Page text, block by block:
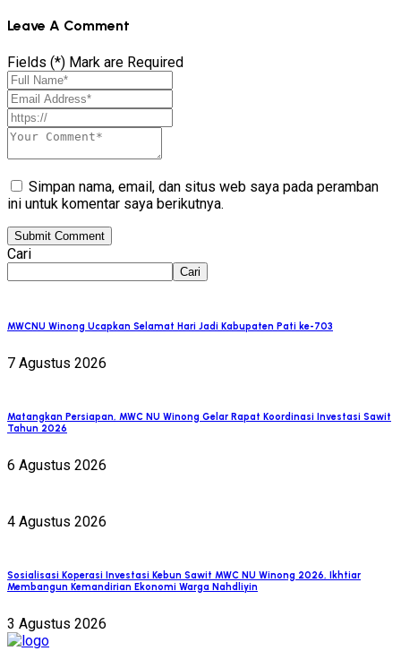
Leave A Comment
Fields (*) Mark are Required
Simpan nama, email, dan situs web saya pada peramban
ini untuk komentar saya berikutnya.
Submit Comment
Cari
Cari
MWCNU Winong Ucapkan Selamat Hari Jadi Kabupaten Pati ke-703
7 Agustus 2026
Matangkan Persiapan, MWC NU Winong Gelar Rapat Koordinasi Investasi Sawit
Tahun 2026
6 Agustus 2026
4 Agustus 2026
Sosialisasi Koperasi Investasi Kebun Sawit MWC NU Winong 2026, Ikhtiar
Membangun Kemandirian Ekonomi Warga Nahdliyin
3 Agustus 2026